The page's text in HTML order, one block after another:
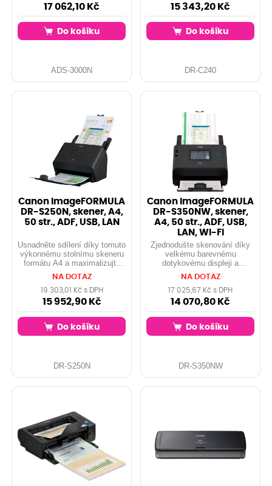
17 062,10 Kč
Do košíku
ADS-3000N
15 343,20 Kč
Do košíku
DR-C240
Canon imageFORMULA
DR-S250N, skener, A4,
50 str., ADF, USB, LAN
Usnadněte sdílení díky tomuto
výkonnému stolnímu skeneru
formátu A4 a maximalizujte
schopnost produktivně
pracovat v různých
kancelářích.
NA DOTAZ
19 303,01 Kč s DPH
15 952,90 Kč
Do košíku
DR-S250N
Canon imageFORMULA
DR-S350NW, skener,
A4, 50 str., ADF, USB,
LAN, Wi-Fi
Zjednodušte skenování díky
velkému barevnému
dotykovému displeji a
flexibilním možnostem
připojení, včetně ovládání bez
ovladače a bez počítače.
Specifikace Rychlost
skenování 50 str./min / 100
obr./min Kapacita
automatického podavače
dokumentů 60 listů 10,9 cm
Software CaptureOnTouch Lite
NA DOTAZ
17 025,67 Kč s DPH
14 070,80 Kč
Do košíku
DR-S350NW